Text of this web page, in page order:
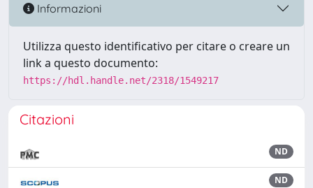
Informazioni
Utilizza questo identificativo per citare o creare un
link a questo documento:
https://hdl.handle.net/2318/1549217
Citazioni
ND
ND